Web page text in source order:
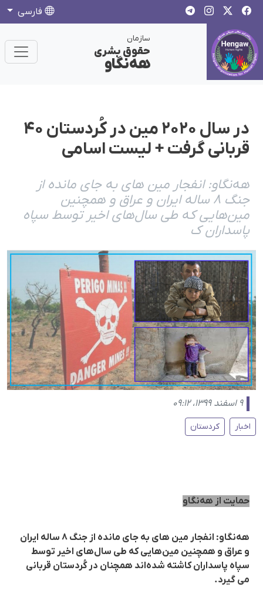
فارسی
سازمان
حقوق بشری
هەنگاو
در سال ۲۰۲۰ مین در کُردستان ۴۰
قربانی گرفت + لیست اسامی
هەنگاو: انفجار مین های بە جای ماندە از
جنگ ٨ سالە ایران و عراق و همچنین
مین‌هایی که طی سال‌های اخیر توسط سپاه
پاسداران ک
۹ اسفند ۱۳۹۹، ۰۹:۱۲
اخبار کردستان
حمایت از هه‌نگاو
هەنگاو: انفجار مین های بە جای ماندە از جنگ ٨ سالە ایران
و عراق و همچنین مین‌هایی که طی سال‌های اخیر توسط
سپاه پاسداران کاشته شده‌اند همچنان در کُردستان قربانی
می گیرد.